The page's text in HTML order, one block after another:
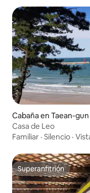
Cabaña en Taean-gun
Casa de Leo
Familiar · Silencio ·
Superanfitrión
Superanfitrión